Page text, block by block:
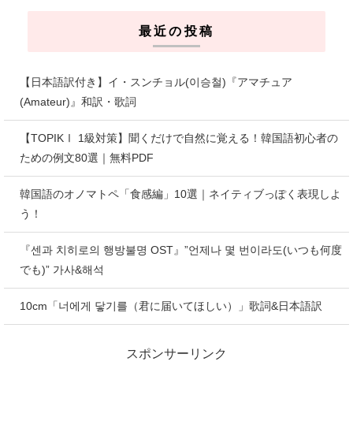
最近の投稿
【日本語訳付き】イ・スンチョル(이승철)『アマチュア
(Amateur)』和訳・歌詞
【TOPIKⅠ 1級対策】聞くだけで自然に覚える！韓国語初心者の
ための例文80選｜無料PDF
韓国語のオノマトペ「食感編」10選｜ネイティブっぽく表現しよ
う！
『센과 치히로의 행방불명 OST』”언제나 몇 번이라도(いつも何度
でも)” 가사&해석
10cm「너에게 닿기를（君に届いてほしい）」歌詞&日本語訳
スポンサーリンク